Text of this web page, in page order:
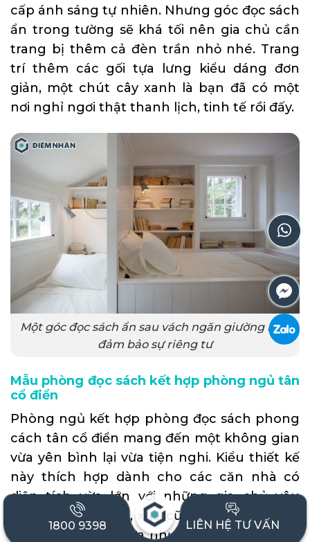
cấp ánh sáng tự nhiên. Nhưng góc đọc sách
ẩn trong tường sẽ khá tối nên gia chủ cần
trang bị thêm cả đèn trần nhỏ nhé. Trang
trí thêm các gối tựa lưng kiểu dáng đơn
giản, một chút cây xanh là bạn đã có một
nơi nghỉ ngơi thật thanh lịch, tinh tế rồi đấy.
Một góc đọc sách ẩn sau vách ngăn giường ngủ
đảm bảo sự riêng tư
Mẫu phòng đọc sách kết hợp phòng ngủ tân
cổ điển
Phòng ngủ kết hợp phòng đọc sách phong
cách tân cổ điển mang đến một không gian
vừa yên bình lại vừa tiện nghi. Kiểu thiết kế
này thích hợp dành cho các căn nhà có
diện tích vừa lớn với những gia chủ yêu
thích sự tĩnh lặng, xưa cũ. Kệ, tủ sách được
thiết kế độc đáo tựa như vòm cửa. Khu vực
1800 9398 LIÊN HỆ TƯ VẤN